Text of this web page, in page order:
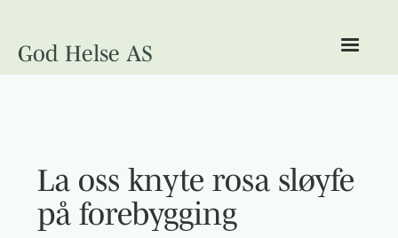
God Helse AS
La oss knyte rosa sløyfe
på forebygging